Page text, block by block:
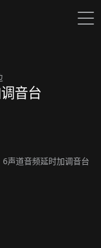
音台
6声道音频延时加调音台